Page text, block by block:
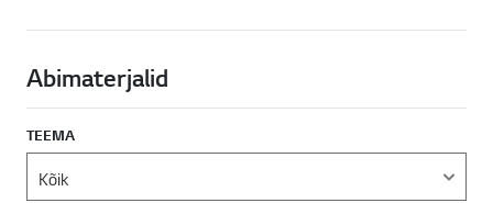
Abimaterjalid
TEEMA